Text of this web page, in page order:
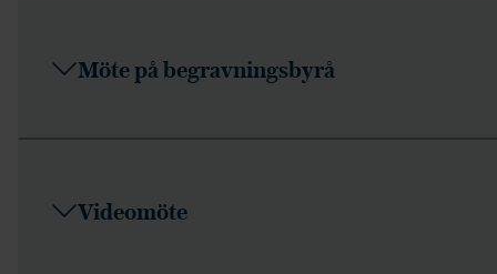
Möte på begravningsbyrå
Videomöte